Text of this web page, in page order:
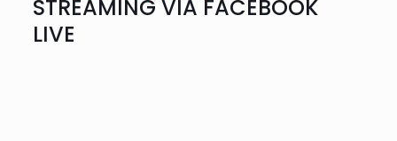
STREAMING VÍA FACEBOOK
LIVE